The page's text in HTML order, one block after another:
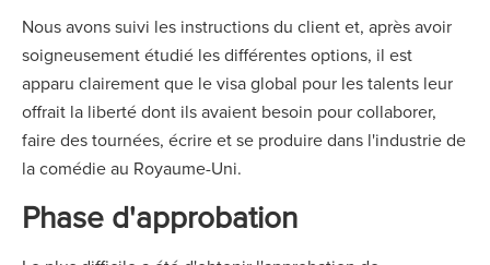
Nous avons suivi les instructions du client et, après avoir
soigneusement étudié les différentes options, il est
apparu clairement que le visa global pour les talents leur
offrait la liberté dont ils avaient besoin pour collaborer,
faire des tournées, écrire et se produire dans l'industrie de
la comédie au Royaume-Uni.
Phase d'approbation